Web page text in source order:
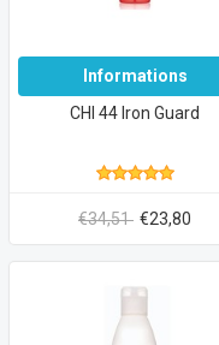
Informations
CHI 44 Iron Guard
€34,51 €23,80